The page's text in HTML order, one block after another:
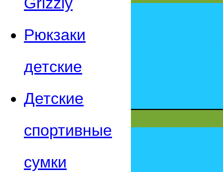
Рюкзаки
детские
Детские
спортивные
сумки